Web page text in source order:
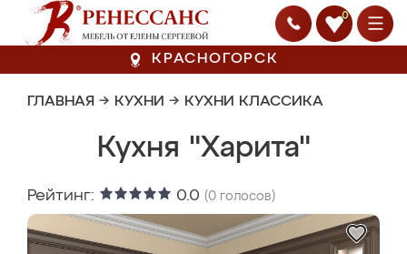
0
КРАСНОГОРСК
ГЛАВНАЯ → КУХНИ → КУХНИ КЛАССИКА
Кухня "Харита"
Рейтинг: 0.0 (0 голосов)